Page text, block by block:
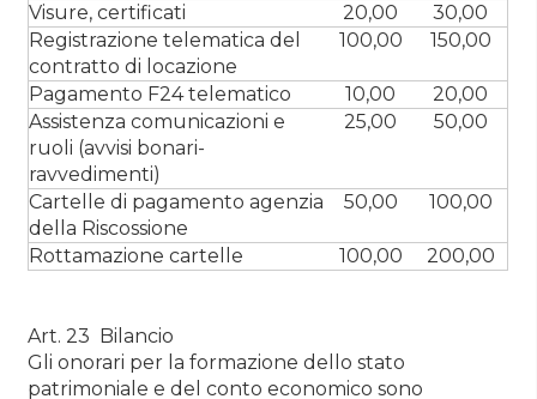
Visure, certificati
20,00
30,00
Registrazione telematica del
contratto di locazione
100,00 150,00
Pagamento F24 telematico 10,00
20,00
Assistenza comunicazioni e
ruoli (avvisi bonari-
ravvedimenti)
25,00 50,00
Cartelle di pagamento agenzia
della Riscossione
50,00 100,00
Rottamazione cartelle 100,00 200,00
Art. 23 Bilancio
Gli onorari per la formazione dello stato
patrimoniale e del conto economico sono